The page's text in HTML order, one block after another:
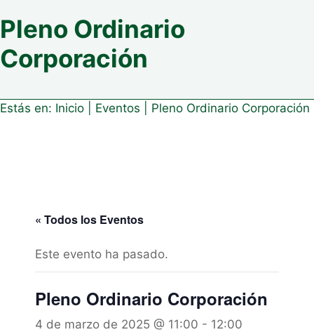
Pleno Ordinario
Corporación
Estás en: Inicio Eventos Pleno Ordinario Corporación
« Todos los Eventos
Este evento ha pasado.
Pleno Ordinario Corporación
4 de marzo de 2025 @ 11:00 - 12:00